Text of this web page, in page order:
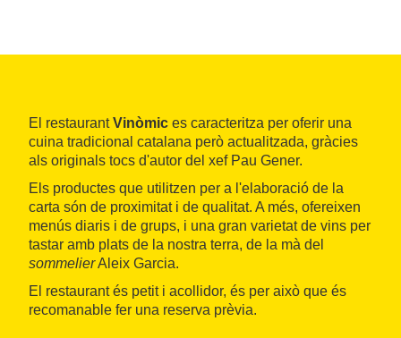
El restaurantVinòmic es caracteritza per oferir una
cuina tradicional catalana però actualitzada, gràcies
als originals tocs d'autor del xef Pau Gener.
Els productes que utilitzen per a l'elaboració de la
carta són de proximitat i de qualitat. A més, ofereixen
menús diaris i de grups, i una gran varietat de vins per
tastar amb plats de la nostra terra, de la mà del
sommelierAleix Garcia.
El restaurant és petit i acollidor, és per això que és
recomanable fer una reserva prèvia.